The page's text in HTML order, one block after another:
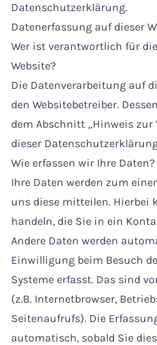
Datenschutzerklärung.
Datenerfassung auf dieser
Wer ist verantwortlich für
Website?
Die Datenverarbeitung auf
den Websitebetreiber.
dem Abschnitt „Hinweis
dieser
Wie erfassen wir Ihre Daten?
Ihre Daten werden zum
uns diese mitteilen. Hierbei
handeln, die Sie in ein
Andere Daten werden
Einwilligung beim Besuch
Systeme erfasst. Das sind
(z.B. Internetbrowser,
Seitenaufrufs). Die
automatisch, sobald Sie